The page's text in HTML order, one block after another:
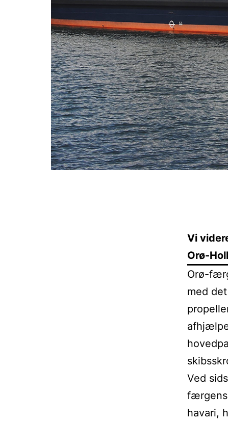
Vi
Orø-
Orø-
med
Ved
færgens
havari,